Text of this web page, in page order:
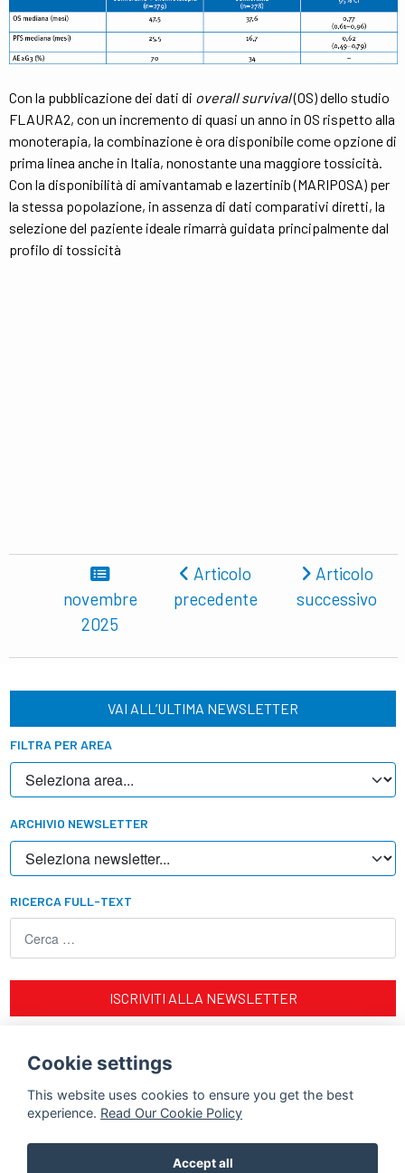
Con la pubblicazione dei dati di overall survival(OS) dello studio
FLAURA2, con un incremento di quasi un anno in OS rispetto alla
monoterapia, la combinazione è ora disponibile come opzione di
prima linea anche in Italia, nonostante una maggiore tossicità.
Con la disponibilità di amivantamab e lazertinib (MARIPOSA) per
la stessa popolazione, in assenza di dati comparativi diretti, la
selezione del paziente ideale rimarrà guidata principalmente dal
profilo di tossicità
novembre
2025
Articolo
precedente
Articolo
successivo
VAI ALL’ULTIMA NEWSLETTER
FILTRA PER AREA
ARCHIVIO NEWSLETTER
RICERCA FULL-TEXT
ISCRIVITI ALLA NEWSLETTER
Cookie settings
This website uses cookies to ensure you get the best
experience. Read Our Cookie Policy
Accept all